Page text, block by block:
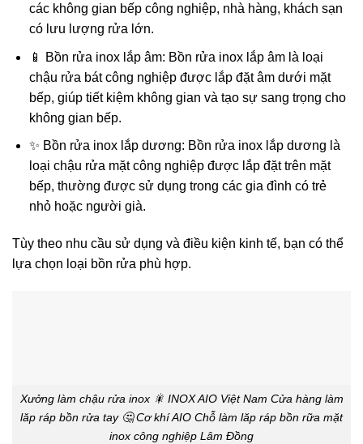
các không gian bếp công nghiệp, nhà hàng, khách sạn
có lưu lượng rửa lớn.
📱 Bồn rửa inox lắp âm: Bồn rửa inox lắp âm là loại
chậu rửa bát công nghiệp được lắp đặt âm dưới mặt
bếp, giúp tiết kiệm không gian và tạo sự sang trọng cho
không gian bếp.
✨ Bồn rửa inox lắp dương: Bồn rửa inox lắp dương là
loại chậu rửa mặt công nghiệp được lắp đặt trên mặt
bếp, thường được sử dụng trong các gia đình có trẻ
nhỏ hoặc người già.
Tùy theo nhu cầu sử dụng và điều kiện kinh tế, bạn có thể
lựa chọn loại bồn rửa phù hợp.
Xưởng làm chậu rửa inox 🎇 INOX AIO Việt Nam Cửa hàng làm
lăp ráp bồn rửa tay 🤔 Cơ khí AIO Chỗ làm lăp ráp bồn rữa mặt
inox công nghiệp Lâm Đồng